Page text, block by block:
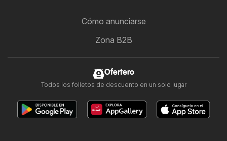
Cómo anunciarse
Zona B2B
Ofertero
Todos los folletos de descuento en un solo lugar